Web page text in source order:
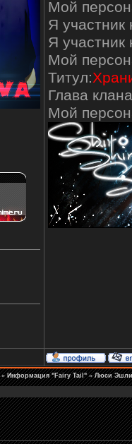
Мой
Я участник
Я участник
Мой
Титул:
Глава
Мой
» Информация "Fairy Tail" » Люси